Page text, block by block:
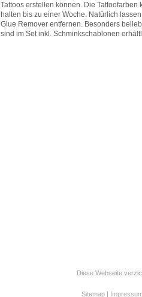
Tattoos erstellen können. Die
halten bis zu einer Woche. Natürlich
Glue Remover entfernen. Besonders
sind im Set inkl. Schminkschablonen
Diese Webseite
Sitemap |